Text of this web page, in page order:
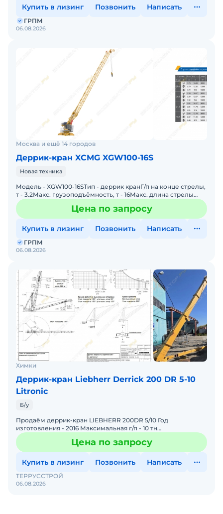
Купить в лизинг Позвонить Написать
06.08.2026
ГРПМ
Москва и ещё 14 городов
Деррик-кран XCMG XGW100-16S
Новая техника
Модель - XGW100-16SТип - деррик кранГ/п на конце стрелы,
т - 3.2Макс. грузоподъёмность, т - 16Макс. длина стрелы
(вылет), м - 30.3Общая мощность, кВт - 76Источн
Цена по запросу
Купить в лизинг Позвонить Написать
06.08.2026
ГРПМ
Химки
Деррик-кран Liebherr Derrick 200 DR 5-10
Litronic
Б/у
Продаём деррик-кран LIEBHERR 200DR 5/10 Год
изготовления - 2016 Максимальная г/п - 10 тн
Максимальный вылет - 25 м
Цена по запросу
Купить в лизинг Позвонить Написать
06.08.2026
ТЕРРУССТРОЙ